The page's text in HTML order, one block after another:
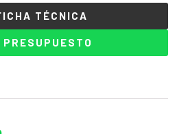
TÉCNICA
PRESUPUESTO